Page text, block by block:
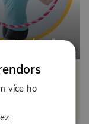
více ho